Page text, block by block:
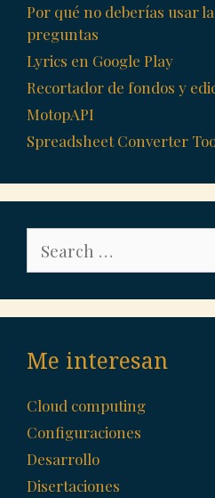
Por qué no deberías usar
preguntas
Lyrics en Google Play
Recortador de fondos y
MotopAPI
Spreadsheet Converter
for:
Me interesan
Cloud computing
Configuraciones
Desarrollo
Disertaciones